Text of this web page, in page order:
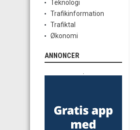
Teknologi
Trafikinformation
Trafiktal
Økonomi
ANNONCER